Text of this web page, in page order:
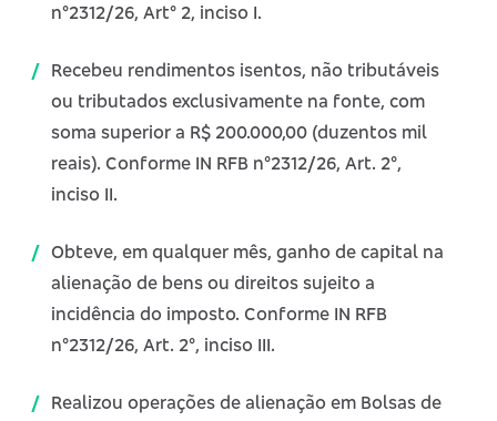
n°2312/26, Art° 2, inciso I.
Recebeu rendimentos isentos, não tributáveis
ou tributados exclusivamente na fonte, com
soma superior a R$ 200.000,00 (duzentos mil
reais). Conforme IN RFB n°2312/26, Art. 2°,
inciso II.
Obteve, em qualquer mês, ganho de capital na
alienação de bens ou direitos sujeito a
incidência do imposto. Conforme IN RFB
n°2312/26, Art. 2°, inciso III.
Realizou operações de alienação em Bolsas de